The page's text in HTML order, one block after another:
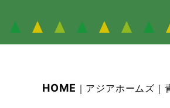
HOME ｜アジアホームズ